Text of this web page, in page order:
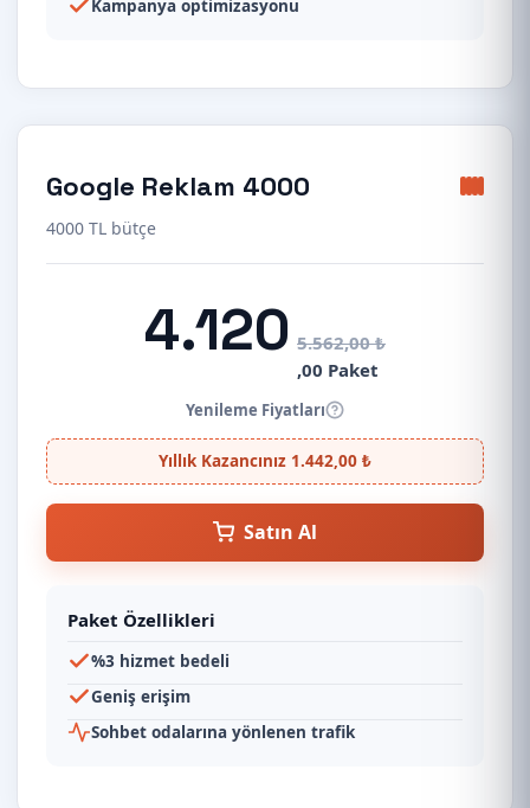
Kampanya optimizasyonu
Google Reklam 4000
4000 TL bütçe
4.120 5.562,00 ₺
,00 Paket
Yenileme Fiyatları
Yıllık Kazancınız 1.442,00 ₺
Satın Al
Paket Özellikleri
%3 hizmet bedeli
Geniş erişim
Sohbet odalarına yönlenen trafik